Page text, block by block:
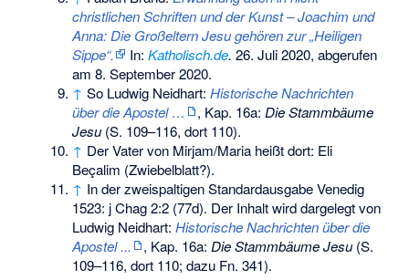
christlichen Schriften und der Kunst – Joachim und
Anna: Die Großeltern Jesu gehören zur „Heiligen
Sippe“.
In:Katholisch.de. 26. Juli 2020, abgerufen
am 8. September 2020.
↑ So Ludwig Neidhart:Historische Nachrichten
über die Apostel …
, Kap. 16a:Die Stammbäume
Jesu(S. 109–116, dort 110).
↑ Der Vater von Mirjam/Maria heißt dort: Eli
Beçalim (Zwiebelblatt?).
↑ In der zweispaltigen Standardausgabe Venedig
1523: j Chag 2:2 (77d). Der Inhalt wird dargelegt von
Ludwig Neidhart:Historische Nachrichten über die
Apostel ...
, Kap. 16a:Die Stammbäume Jesu(S.
109–116, dort 110; dazu Fn. 341).